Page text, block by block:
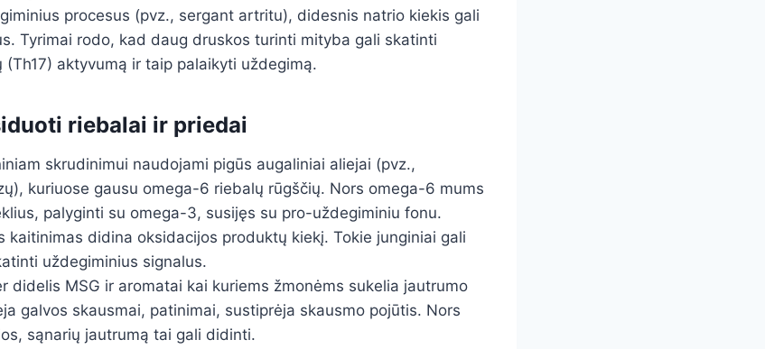
procesus (pvz., sergant artritu), didesnis natrio kiekis gali
Tyrimai rodo, kad daug druskos turinti mityba gali skatinti
(Th17) aktyvumą ir taip palaikyti uždegimą.
riebalai ir priedai
skrudinimui naudojami pigūs augaliniai aliejai (pvz.,
kuriuose gausu omega-6 riebalų rūgščių. Nors omega-6 mums
palyginti su omega-3, susijęs su pro-uždegiminiu fonu.
kaitinimas didina oksidacijos produktų kiekį. Tokie junginiai gali
uždegiminius signalus.
didelis MSG ir aromatai kai kuriems žmonėms sukelia jautrumo
galvos skausmai, patinimai, sustiprėja skausmo pojūtis. Nors
sąnarių jautrumą tai gali didinti.